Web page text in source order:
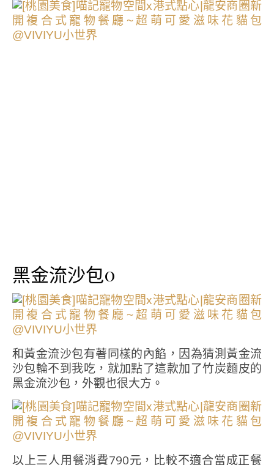
黑金流沙包0
和黃金流沙包有著同樣的內餡，因為猜測黃金流
沙包輪不到我吃，就加點了這款加了竹炭麵皮的
黑金流沙包，外觀也很大方。
以上三人用餐消費790元，比較不適合當成正餐